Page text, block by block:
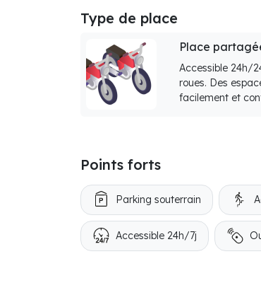
Type de place
Place
Accessible 24h/
roues. Des
facilement et
Points forts
Parking souterrain
Accessible 24h/7j